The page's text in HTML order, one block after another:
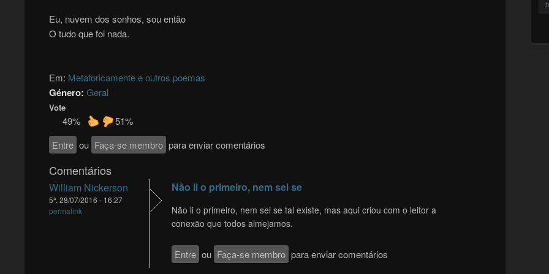
Eu, nuvem dos sonhos, sou então
O tudo que foi nada.
Em: Metaforicamente e outros poemas
Género: Geral
Vote
49%
51%
Entre ou Faça-se membro para enviar comentários
Comentários
William Nickerson
5ª, 28/07/2016 - 16:27
permalink
Não li o primeiro, nem sei se
Não li o primeiro, nem sei se tal existe, mas aqui criou com o leitor a
conexão que todos almejamos.
Entre ou Faça-se membro para enviar comentários